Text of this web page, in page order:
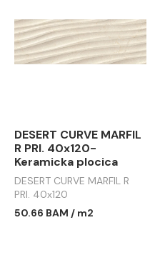
DESERT CURVE MARFIL
R PRI. 40x120-
Keramicka plocica
DESERT CURVE MARFIL R
PRI. 40x120
50.66 BAM / m2